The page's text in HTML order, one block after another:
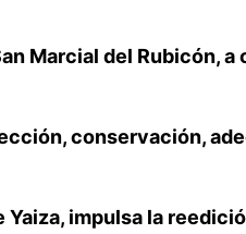
Marcial del Rubicón,
conservación,
impulsa la